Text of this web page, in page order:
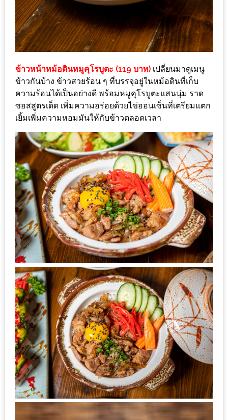
ครั้ง
ที่
1
พา
เพื่อน
มา
ม่วน
กั๋น
บน
INSTAGRAM
รวม
โปร
โม
ชั่
นวัน
แม่
แห่ง
ชาติ
2557
ร้าน
หมู
กระทะ
ทั่ว
เชียงใหม่
TOP30
ราคา
ไม่
ข้าวหน้าหม้อดินหมูคุโรบูตะ (119 บาท) เปลี่ยนมาดูเมนู
ข้าวกันบ้าง ข้าวสวยร้อน ๆ ที่บรรจุอยู่ในหม้อดินที่เก็บ
ความร้อนได้เป็นอย่างดี พร้อมหมูคุโรบูตะแสนนุ่ม ราด
ซอสสูตรเด็ด เพิ่มความอร่อยด้วยไข่ออนเซ็นที่เตรียมแตก
เยิ้มเพิ่มความหอมมันให้กับข้าวตลอดเวลา